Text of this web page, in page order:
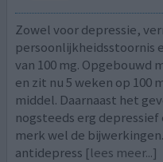
Zowel voor depressie,
persoonlijkheidsstoornis
van 100 mg. Opgebouwd
en zit nu 5 weken op 100
middel. Daarnaast het
nogsteeds erg
merk wel de
antidepress [lees meer...]